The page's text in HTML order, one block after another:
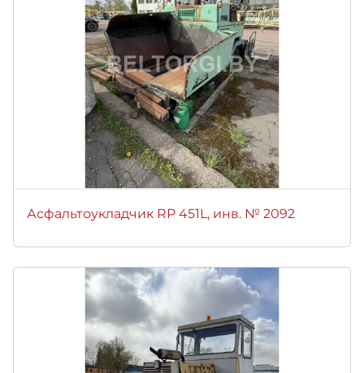
Асфальтоукладчик RP 451L, инв. № 2092